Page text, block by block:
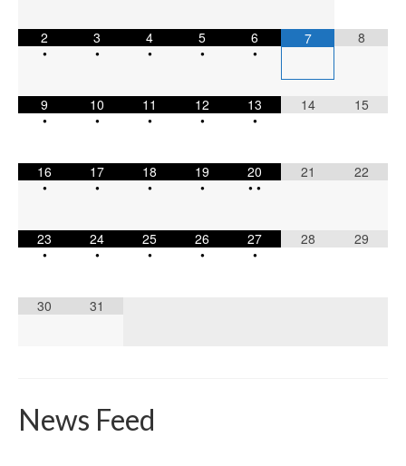
2
•
3
•
4
•
5
•
6
•
7 8
9
•
10
•
11
•
12
•
13
•
14 15
16
•
17
•
18
•
19
•
20
• •
21 22
23
•
24
•
25
•
26
•
27
•
28 29
30 31
News Feed